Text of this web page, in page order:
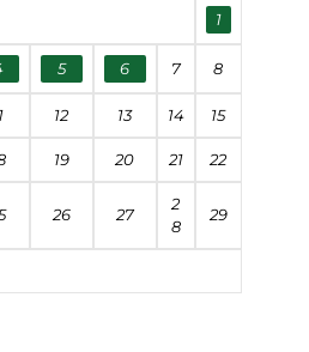
1
5 6 7 8
12 13 14 15
19 20 21 22
26 27
2
8
29